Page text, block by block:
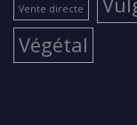
Vente directe
Végétal